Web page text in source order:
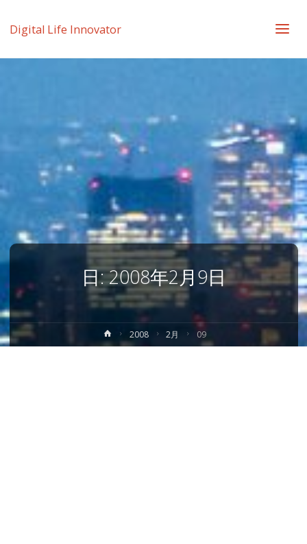
Digital Life Innovator
日:2008年2月9日
ホ
ー
2008 2月 09